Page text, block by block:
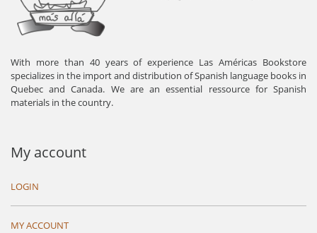
With more than 40 years of experience Las Américas Bookstore
specializes in the import and distribution of Spanish language books in
Quebec and Canada. We are an essential ressource for Spanish
materials in the country.
My account
LOGIN
MY ACCOUNT